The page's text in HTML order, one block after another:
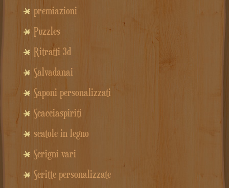
premiazioni
Puzzles
Ritratti 3d
Salvadanai
Saponi personalizzati
Scacciaspiriti
scatole in legno
Scrigni vari
Scritte personalizzate